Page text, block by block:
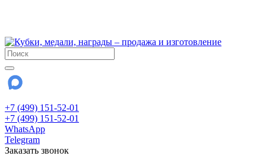
+7 (499) 151-52-01
+7 (499) 151-52-01
WhatsApp
Telegram
Заказать звонок